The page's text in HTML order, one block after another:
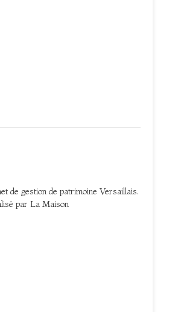
de gestion de patrimoine Versaillais.
par La Maison